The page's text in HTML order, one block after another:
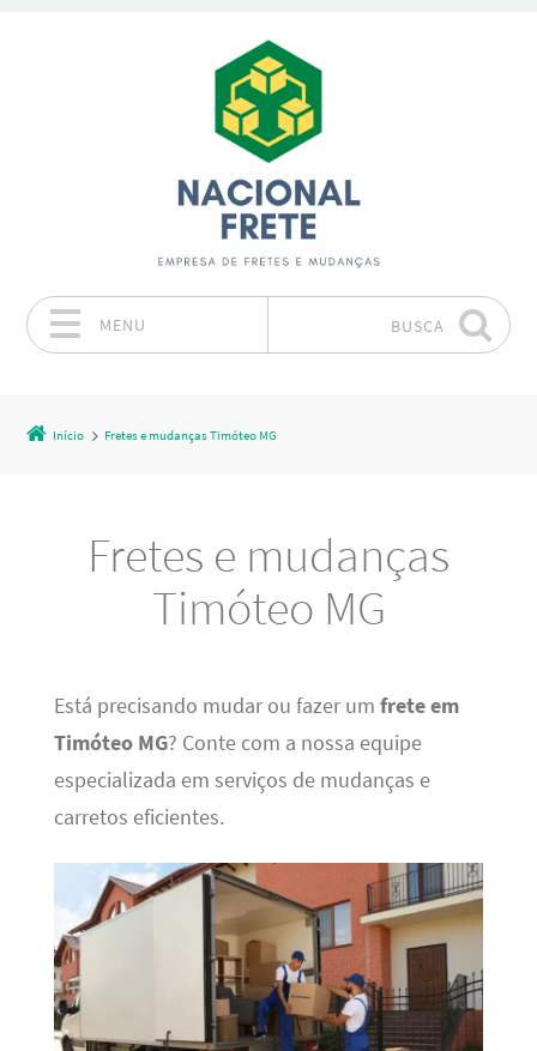
MENU BUSCA
Início Fretes e mudanças Timóteo MG
Fretes e mudanças
Timóteo MG
Está precisando mudar ou fazer um frete em
Timóteo MG? Conte com a nossa equipe
especializada em serviços de mudanças e
carretos eficientes.